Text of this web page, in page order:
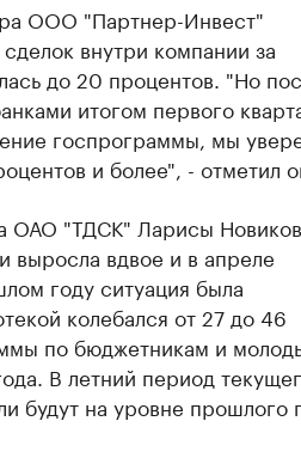
ООО "Партнер-Инвест"
внутри компании за
до 20 процентов. "Но
итогом первого
госпрограммы, мы
и более", - отметил
ОАО "ТДСК" Ларисы
выросла вдвое и в апреле
году ситуация была
колебался от 27 до 46
по бюджетникам и
В летний период
будут на уровне прошлого